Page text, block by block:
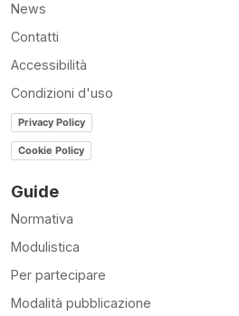
News
Contatti
Accessibilità
Condizioni d'uso
Privacy Policy
Cookie Policy
Guide
Normativa
Modulistica
Per partecipare
Modalità pubblicazione